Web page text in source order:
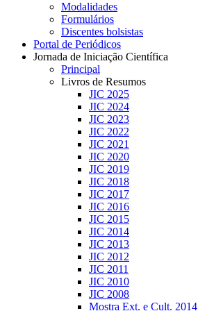
Modalidades
Formulários
Discentes bolsistas
Portal de Periódicos
Jornada de Iniciação Científica
Principal
Livros de Resumos
JIC 2025
JIC 2024
JIC 2023
JIC 2022
JIC 2021
JIC 2020
JIC 2019
JIC 2018
JIC 2017
JIC 2016
JIC 2015
JIC 2014
JIC 2013
JIC 2012
JIC 2011
JIC 2010
JIC 2008
Mostra Ext. e Cult. 2014